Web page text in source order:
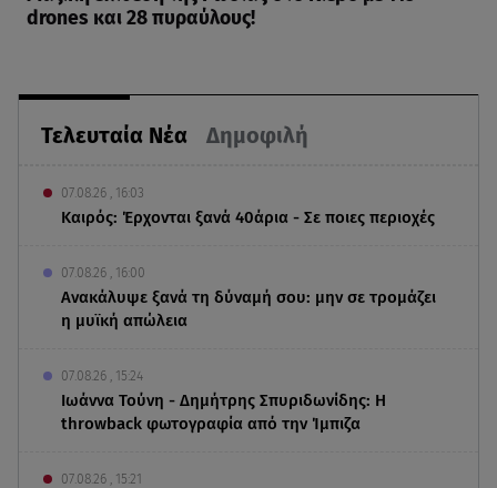
Τελευταία Νέα Δημοφιλή
07.08.26 , 16:03
Καιρός: Έρχονται ξανά 40άρια - Σε ποιες περιοχές
07.08.26 , 16:00
Ανακάλυψε ξανά τη δύναμή σου: μην σε τρομάζει
η μυϊκή απώλεια
07.08.26 , 15:24
Ιωάννα Τούνη - Δημήτρης Σπυριδωνίδης: Η
throwback φωτογραφία από την Ίμπιζα
07.08.26 , 15:21
drones και 28 πυραύλους!